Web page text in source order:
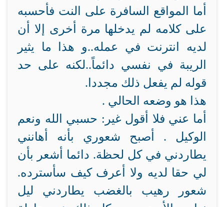
أما المواقع السافرة على النت فأحسبه
على كلامه لم يدخلها مرة أخرى إلا أن
لديه انترنت في عمله..و هذا ما يثير
الريبة في نفسي دائماً..لكنه على حد
قوله لم يفعل ذلك مجددا.
هذا هو وضعه الحالي .
أما عني فلا أقول غير: حسبي الله ونعم
الوكيل . أصبح شعوري بأنه أهانني
يطاردني في كل لحظة. دائما أشعر بأن
لي حقا لديه ولا أعرف كيف سأسترده.
شعور رهيب بالغضب يطاردني ليل